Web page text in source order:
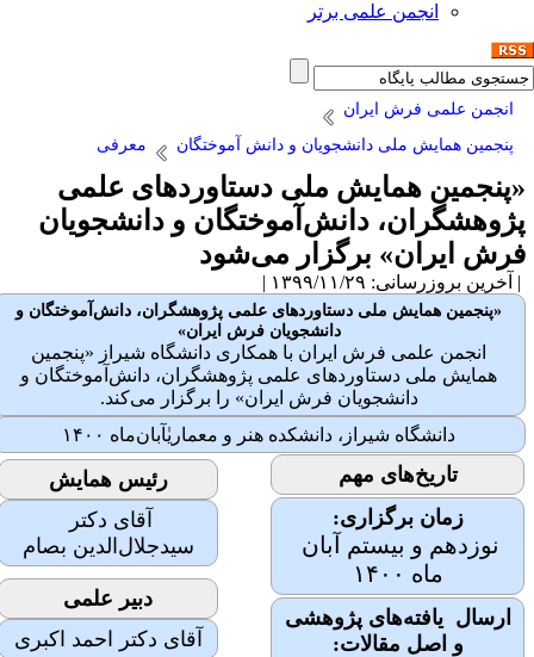
انجمن علمی برتر
انجمن علمی فرش ایران
پنجمین همایش ملی دانشجویان و دانش آموختگان
معرفی
همایش ملی دستاوردهای علمی
دانش‌آموختگان و دانشجویان
ایران» برگزار می‌شود
بروزرسانی: ۱۳۹۹/۱۱/۲۹ |
«پنجمین همایش ملی دستاوردهای علمی پژوهشگران، دانش‌آموختگان و
دانشجویان فرش ایران»
انجمن علمی فرش ایران با همکاری دانشگاه شیراز «پنجمین
همایش ملی دستاوردهای علمی پژوهشگران، دانش‌آموختگان و
دانشجویان فرش ایران» را برگزار می‌کند.
دانشگاه شیراز، دانشکده هنر و معماریٰآبان‌ماه ۱۴۰۰
تاریخ‌های مهم
زمان برگزاری:
نوزدهم و بیستم آبان
ماه ۱۴۰۰
ارسال یافته‌های پژوهشی
و اصل مقالات:
رئیس همایش
آقای دکتر
سیدجلال‌الدین بصام
دبیر علمی
آقای دکتر احمد اکبری